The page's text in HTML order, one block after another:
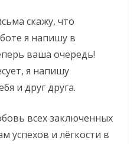
скажу, что
я напишу в
ваша очередь!
я напишу
и друг друга.
всех заключенных
успехов и лёгкости в